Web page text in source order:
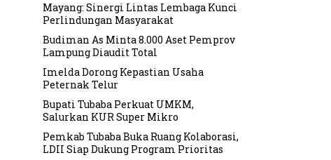
Mayang: Sinergi Lintas Lembaga Kunci
Perlindungan Masyarakat
Budiman As Minta 8.000 Aset Pemprov
Lampung Diaudit Total
Imelda Dorong Kepastian Usaha
Peternak Telur
Bupati Tubaba Perkuat UMKM,
Salurkan KUR Super Mikro
Pemkab Tubaba Buka Ruang Kolaborasi,
LDII Siap Dukung Program Prioritas